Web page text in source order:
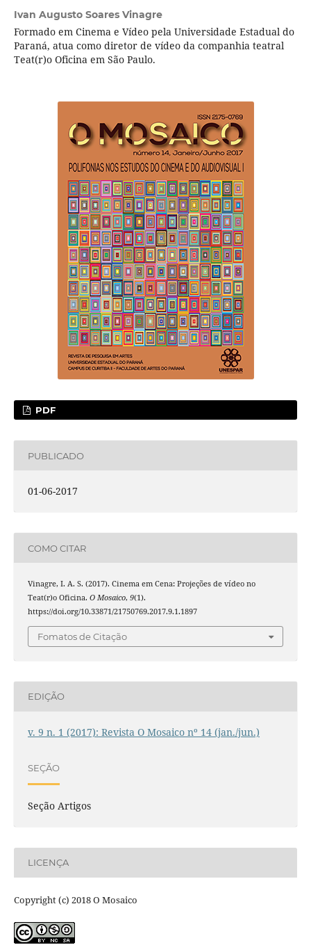
Ivan Augusto Soares Vinagre
Formado em Cinema e Ví­deo pela Universidade Estadual do
Paraná, atua como diretor de ví­deo da companhia teatral
Teat(r)o Oficina em São Paulo.
PDF
PUBLICADO
01-06-2017
COMO CITAR
Vinagre, I. A. S. (2017). Cinema em Cena: Projeções de ví­deo no
Teat(r)o Oficina. O Mosaico, 9(1).
https://doi.org/10.33871/21750769.2017.9.1.1897
Fomatos de Citação
EDIÇÃO
v. 9 n. 1 (2017): Revista O Mosaico nº 14 (jan./jun.)
SEÇÃO
Seção Artigos
LICENÇA
Copyright (c) 2018 O Mosaico